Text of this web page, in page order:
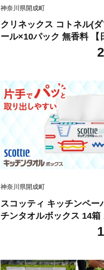
神奈川県開成町
クリネックス コトネル(
ール×10パック 無香料 【
クレシア株式会社】トイ
パーダブル 日用品 国産
ル エコ 消耗品 生活雑貨
無香料 トイレットペーパ
といれっとぺーぱー トイ
ットペーパー 開成町
神奈川県開成町
スコッティ キッチンペー
チンタオルボックス 14箱
ィ キッチンペーパー キ
ル 日用品 消耗品 大容量
きっちんぺーぱー きっち